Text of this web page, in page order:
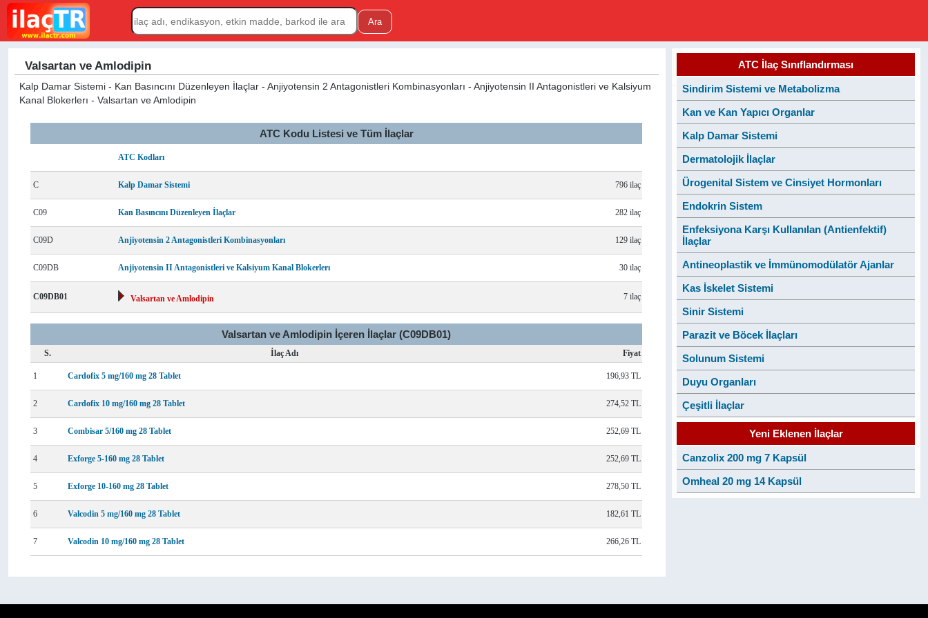
Valsartan ve Amlodipin
Kalp Damar Sistemi - Kan Basıncını Düzenleyen İlaçlar - Anjiyotensin 2 Antagonistleri Kombinasyonları - Anjiyotensin II Antagonistleri ve Kalsiyum
Kanal Blokerlerı - Valsartan ve Amlodipin
ATC Kodu Listesi ve Tüm İlaçlar
ATC Kodları
C Kalp Damar Sistemi 796 ilaç
C09 Kan Basıncını Düzenleyen İlaçlar 282 ilaç
C09D Anjiyotensin 2 Antagonistleri Kombinasyonları 129 ilaç
C09DB Anjiyotensin II Antagonistleri ve Kalsiyum Kanal Blokerlerı 30 ilaç
C09DB01 Valsartan ve Amlodipin 7 ilaç
Valsartan ve Amlodipin İçeren İlaçlar (C09DB01)
S. İlaç Adı Fiyat
1 Cardofix 5 mg/160 mg 28 Tablet 196,93 TL
2 Cardofix 10 mg/160 mg 28 Tablet 274,52 TL
3 Combisar 5/160 mg 28 Tablet 252,69 TL
4 Exforge 5-160 mg 28 Tablet 252,69 TL
5 Exforge 10-160 mg 28 Tablet 278,50 TL
6 Valcodin 5 mg/160 mg 28 Tablet 182,61 TL
7 Valcodin 10 mg/160 mg 28 Tablet 266,26 TL
ATC İlaç Sınıflandırması
Sindirim Sistemi ve Metabolizma
Kan ve Kan Yapıcı Organlar
Kalp Damar Sistemi
Dermatolojik İlaçlar
Ürogenital Sistem ve Cinsiyet Hormonları
Endokrin Sistem
Enfeksiyona Karşı Kullanılan (Antienfektif)
İlaçlar
Antineoplastik ve İmmünomodülatör Ajanlar
Kas İskelet Sistemi
Sinir Sistemi
Parazit ve Böcek İlaçları
Solunum Sistemi
Duyu Organları
Çeşitli İlaçlar
Yeni Eklenen İlaçlar
Canzolix 200 mg 7 Kapsül
Omheal 20 mg 14 Kapsül